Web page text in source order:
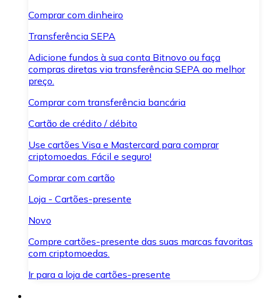
Comprar com dinheiro
Transferência SEPA
Adicione fundos à sua conta Bitnovo ou faça
compras diretas via transferência SEPA ao melhor
preço.
Comprar com transferência bancária
Cartão de crédito / débito
Use cartões Visa e Mastercard para comprar
criptomoedas. Fácil e seguro!
Comprar com cartão
Loja - Cartões-presente
Novo
Compre cartões-presente das suas marcas favoritas
com criptomoedas.
Ir para a loja de cartões-presente